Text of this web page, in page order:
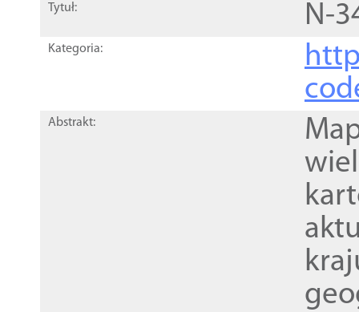
Tytuł: N-
Kategoria:
Abstrakt: